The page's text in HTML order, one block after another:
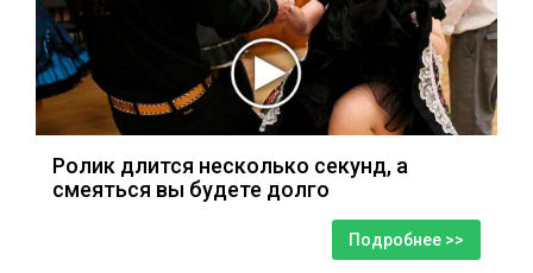
Ролик длится несколько секунд, а
смеяться вы будете долго
Подробнее >>